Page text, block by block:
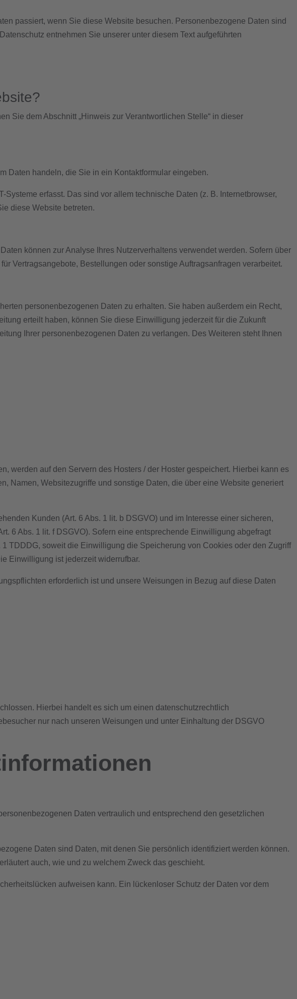
passiert, wenn Sie diese Website besuchen. Personenbezogene Daten sind
entnehmen Sie unserer unter diesem Text aufgeführten
Sie dem Abschnitt „Hinweis zur Verantwortlichen Stelle“ in dieser
Daten handeln, die Sie in ein Kontaktformular eingeben.
erfasst. Das sind vor allem technische Daten (z. B. Internetbrowser,
diese Website betreten.
können zur Analyse Ihres Nutzerverhaltens verwendet werden. Sofern über
Vertragsangebote, Bestellungen oder sonstige Auftragsanfragen verarbeitet.
personenbezogenen Daten zu erhalten. Sie haben außerdem ein Recht,
erteilt haben, können Sie diese Einwilligung jederzeit für die Zukunft
Ihrer personenbezogenen Daten zu verlangen. Des Weiteren steht Ihnen
werden auf den Servern des Hosters / der Hoster gespeichert. Hierbei kann es
Namen, Websitezugriffe und sonstige Daten, die über eine Website generiert
Kunden (Art. 6 Abs. 1 lit. b DSGVO) und im Interesse einer sicheren,
6 Abs. 1 lit. f DSGVO). Sofern eine entsprechende Einwilligung abgefragt
TDDDG, soweit die Einwilligung die Speicherung von Cookies oder den Zugriff
Einwilligung ist jederzeit widerrufbar.
erforderlich ist und unsere Weisungen in Bezug auf diese Daten
Hierbei handelt es sich um einen datenschutzrechtlich
nur nach unseren Weisungen und unter Einhaltung der DSGVO
Daten vertraulich und entsprechend den gesetzlichen
Daten sind Daten, mit denen Sie persönlich identifiziert werden können.
auch, wie und zu welchem Zweck das geschieht.
aufweisen kann. Ein lückenloser Schutz der Daten vor dem